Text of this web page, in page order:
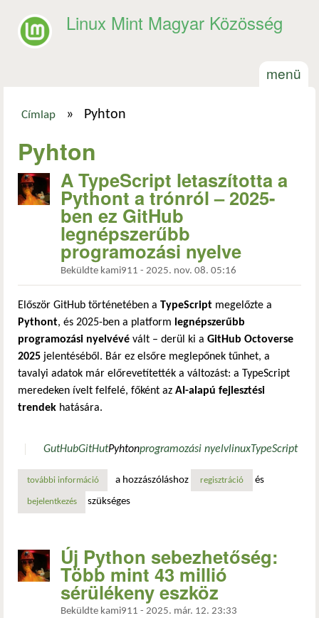
Linux Mint Magyar Közösség
menü
Címlap » Pyhton
Pyhton
A TypeScript letaszította a
Pythont a trónról – 2025-
ben ez GitHub
legnépszerűbb
programozási nyelve
Beküldte kami911 - 2025. nov. 08. 05:16
Először GitHub történetében a TypeScript megelőzte a
Pythont, és 2025-ben a platform legnépszerűbb
programozási nyelvévé vált – derül ki a GitHub Octoverse
2025 jelentéséből. Bár ez elsőre meglepőnek tűnhet, a
tavalyi adatok már előrevetítették a változást: a TypeScript
meredeken ívelt felfelé, főként az AI-alapú fejlesztési
trendek hatására.
GutHubGitHutPyhtonprogramozási nyelvlinuxTypeScript
további információa typescript letaszította a pythont a trónról – 2025-ben
a hozzászóláshoz regisztráció és
bejelentkezés szükséges
Új Python sebezhetőség:
Több mint 43 millió
sérülékeny eszköz
Beküldte kami911 - 2025. már. 12. 23:33